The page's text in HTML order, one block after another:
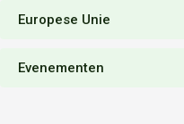
Europese Unie
Evenementen